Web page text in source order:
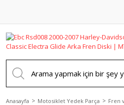
Anasayfa Motosiklet Yedek Parça Fren